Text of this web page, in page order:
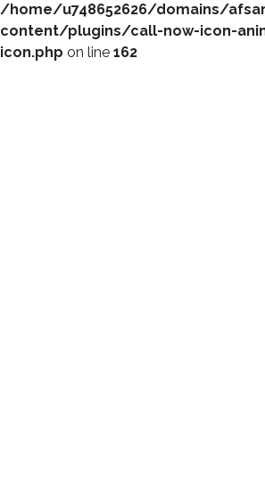
/home/u748652626/domains/
content/plugins/call-now-icon-
icon.php on line 162